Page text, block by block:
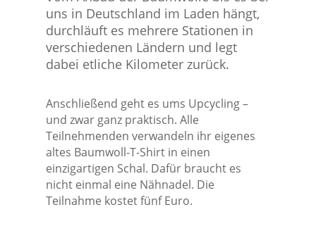
uns in Deutschland im Laden hängt,
durchläuft es mehrere Stationen in
verschiedenen Ländern und legt
dabei etliche Kilometer zurück.
Anschließend geht es ums Upcycling –
und zwar ganz praktisch. Alle
Teilnehmenden verwandeln ihr eigenes
altes Baumwoll-T-Shirt in einen
einzigartigen Schal. Dafür braucht es
nicht einmal eine Nähnadel. Die
Teilnahme kostet fünf Euro.